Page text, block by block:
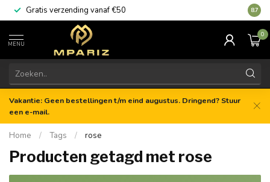
Gratis verzending vanaf €50 8.7
MENU
0
Vakantie: Geen bestellingen t/m eind augustus. Dringend? Stuur
een e-mail.
Home / Tags / rose
Producten getagd met rose